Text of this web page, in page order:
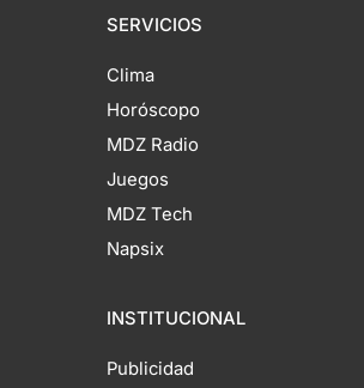
SERVICIOS
Clima
Horóscopo
MDZ Radio
Juegos
MDZ Tech
Napsix
INSTITUCIONAL
Publicidad